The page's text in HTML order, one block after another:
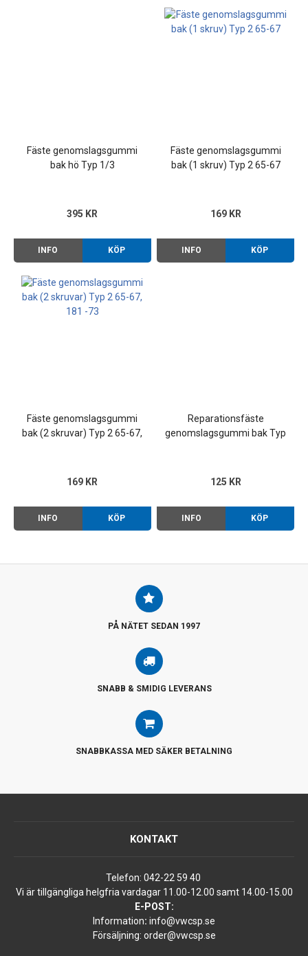
Fäste genomslagsgummi
bak hö Typ 1/3
395 KR
INFO KÖP
Fäste genomslagsgummi
bak (1 skruv) Typ 2 65-67
169 KR
INFO KÖP
Fäste genomslagsgummi
bak (2 skruvar) Typ 2 65-67,
169 KR
INFO KÖP
Reparationsfäste
genomslagsgummi bak Typ
125 KR
INFO KÖP
PÅ NÄTET SEDAN 1997
SNABB & SMIDIG LEVERANS
SNABBKASSA MED SÄKER BETALNING
KONTAKT
Telefon: 042-22 59 40
Vi är tillgängliga helgfria vardagar 11.00-12.00 samt 14.00-15.00
E-POST:
Information: info@vwcsp.se
Försäljning: order@vwcsp.se